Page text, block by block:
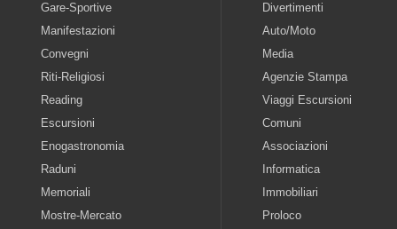
Gare-Sportive
Manifestazioni
Convegni
Riti-Religiosi
Reading
Escursioni
Enogastronomia
Raduni
Memoriali
Mostre-Mercato
Divertimenti
Auto/Moto
Media
Agenzie Stampa
Viaggi Escursioni
Comuni
Associazioni
Informatica
Immobiliari
Proloco